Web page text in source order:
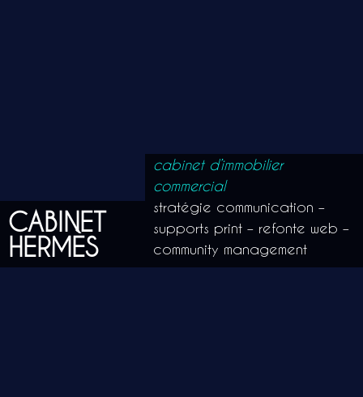
CABINET
HERMÈS
cabinet d’immobilier
commercial
stratégie communication –
supports print – refonte web –
community management